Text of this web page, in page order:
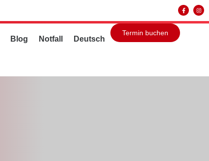
Blog Notfall Deutsch
Termin buchen